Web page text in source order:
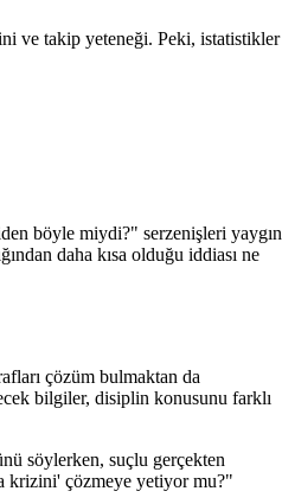
ve takip yeteneği. Peki, istatistikler
böyle miydi?" serzenişleri yaygın
daha kısa olduğu iddiası ne
çözüm bulmaktan da
bilgiler, disiplin konusunu farklı
söylerken, suçlu gerçekten
krizini' çözmeye yetiyor mu?"